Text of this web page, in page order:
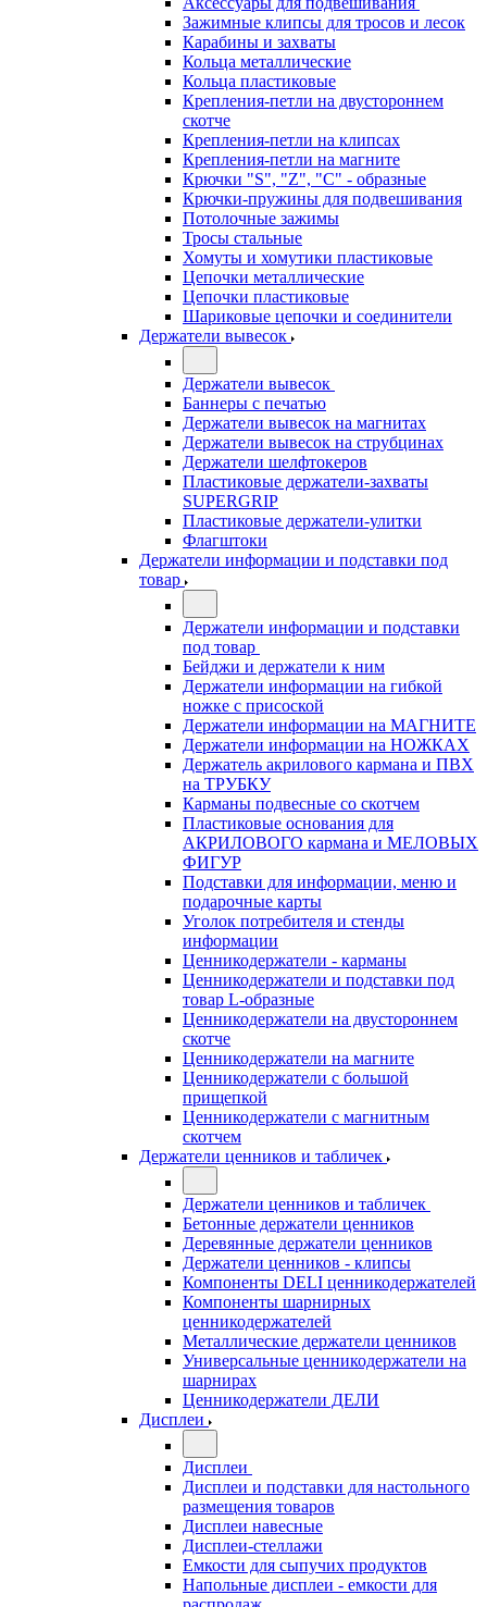
Зажимные клипсы для тросов и лесок
Карабины и захваты
Кольца металлические
Кольца пластиковые
Крепления-петли на двустороннем
скотче
Крепления-петли на клипсах
Крепления-петли на магните
Крючки "S", "Z", "C" - образные
Крючки-пружины для подвешивания
Потолочные зажимы
Тросы стальные
Хомуты и хомутики пластиковые
Цепочки металлические
Цепочки пластиковые
Шариковые цепочки и соединители
Держатели вывесок
Держатели вывесок
Баннеры с печатью
Держатели вывесок на магнитах
Держатели вывесок на струбцинах
Держатели шелфтокеров
Пластиковые держатели-захваты
SUPERGRIP
Пластиковые держатели-улитки
Флагштоки
Держатели информации и подставки под
товар
Держатели информации и подставки
под товар
Бейджи и держатели к ним
Держатели информации на гибкой
ножке с присоской
Держатели информации на МАГНИТЕ
Держатели информации на НОЖКАХ
Держатель акрилового кармана и ПВХ
на ТРУБКУ
Карманы подвесные со скотчем
Пластиковые основания для
АКРИЛОВОГО кармана и МЕЛОВЫХ
ФИГУР
Подставки для информации, меню и
подарочные карты
Уголок потребителя и стенды
информации
Ценникодержатели - карманы
Ценникодержатели и подставки под
товар L-образные
Ценникодержатели на двустороннем
скотче
Ценникодержатели на магните
Ценникодержатели с большой
прищепкой
Ценникодержатели с магнитным
скотчем
Держатели ценников и табличек
Держатели ценников и табличек
Бетонные держатели ценников
Деревянные держатели ценников
Держатели ценников - клипсы
Компоненты DELI ценникодержателей
Компоненты шарнирных
ценникодержателей
Металлические держатели ценников
Универсальные ценникодержатели на
шарнирах
Ценникодержатели ДЕЛИ
Дисплеи
Дисплеи
Дисплеи и подставки для настольного
размещения товаров
Дисплеи навесные
Дисплеи-стеллажи
Емкости для сыпучих продуктов
Напольные дисплеи - емкости для